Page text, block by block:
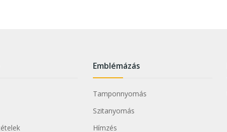
Emblémázás
Tamponnyomás
Szitanyomás
Hímzés